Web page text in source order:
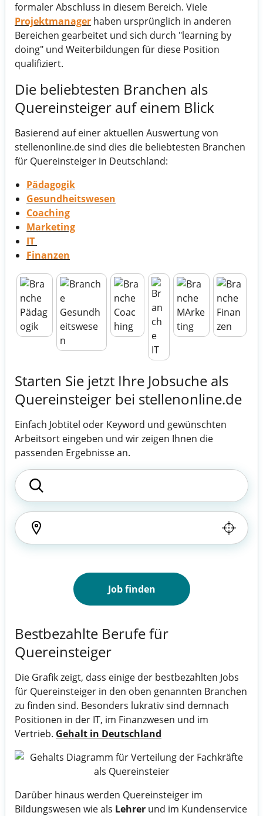
formaler Abschluss in diesem Bereich. Viele
Projektmanager haben ursprünglich in anderen
Bereichen gearbeitet und sich durch "learning by
doing" und Weiterbildungen für diese Position
qualifiziert.
Die beliebtesten Branchen als
Quereinsteiger auf einem Blick
Basierend auf einer aktuellen Auswertung von
stellenonline.de sind dies die beliebtesten Branchen
für Quereinsteiger in Deutschland:
Pädagogik
Gesundheitswesen
Coaching
Marketing
IT
Finanzen
Starten Sie jetzt Ihre Jobsuche als
Quereinsteiger bei stellenonline.de
Einfach Jobtitel oder Keyword und gewünschten
Arbeitsort eingeben und wir zeigen Ihnen die
passenden Ergebnisse an.
Job finden
Bestbezahlte Berufe für
Quereinsteiger
Die Grafik zeigt, dass einige der bestbezahlten Jobs
für Quereinsteiger in den oben genannten Branchen
zu finden sind. Besonders lukrativ sind demnach
Positionen in der IT, im Finanzwesen und im
Vertrieb. Gehalt in Deutschland
Darüber hinaus werden Quereinsteiger im
Bildungswesen wie als Lehrer und im Kundenservice